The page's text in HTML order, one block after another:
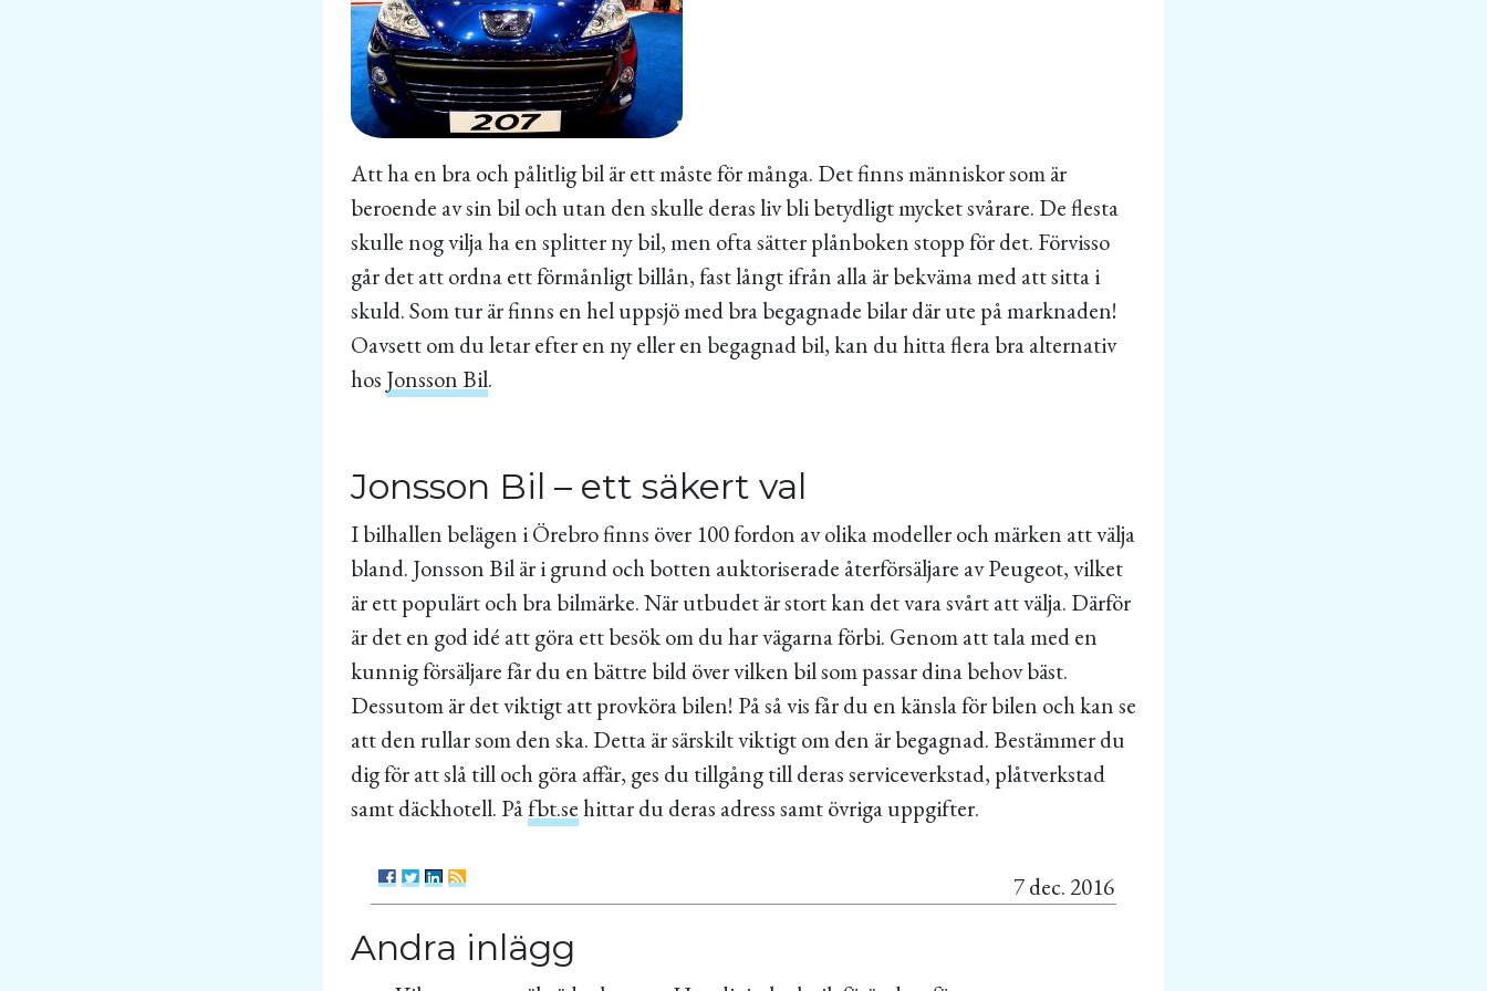
Att ha en bra och pålitlig bil är ett måste för många. Det finns människor som är
beroende av sin bil och utan den skulle deras liv bli betydligt mycket svårare. De flesta
skulle nog vilja ha en splitter ny bil, men ofta sätter plånboken stopp för det. Förvisso
går det att ordna ett förmånligt billån, fast långt ifrån alla är bekväma med att sitta i
skuld. Som tur är finns en hel uppsjö med bra begagnade bilar där ute på marknaden!
Oavsett om du letar efter en ny eller en begagnad bil, kan du hitta flera bra alternativ
hos Jonsson Bil.
Jonsson Bil – ett säkert val
I bilhallen belägen i Örebro finns över 100 fordon av olika modeller och märken att välja
bland. Jonsson Bil är i grund och botten auktoriserade återförsäljare av Peugeot, vilket
är ett populärt och bra bilmärke. När utbudet är stort kan det vara svårt att välja. Därför
är det en god idé att göra ett besök om du har vägarna förbi. Genom att tala med en
kunnig försäljare får du en bättre bild över vilken bil som passar dina behov bäst.
Dessutom är det viktigt att provköra bilen! På så vis får du en känsla för bilen och kan se
att den rullar som den ska. Detta är särskilt viktigt om den är begagnad. Bestämmer du
dig för att slå till och göra affär, ges du tillgång till deras serviceverkstad, plåtverkstad
samt däckhotell. Påfbt.sehittar du deras adress samt övriga uppgifter.
7 dec. 2016
Andra inlägg